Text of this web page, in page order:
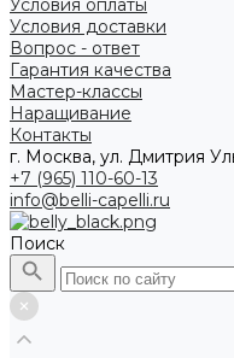
Условия оплаты
Условия доставки
Вопрос - ответ
Гарантия качества
Мастер-классы
Наращивание
Контакты
г. Москва, ул. Дмитрия
+7 (965) 110-60-13
info@belli-capelli.ru
Поиск